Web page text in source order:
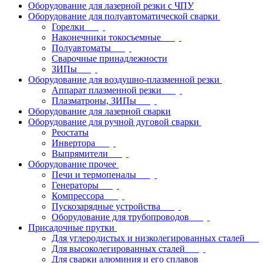
Оборудование для лазерной резки с ЧПУ
Оборудование для полуавтоматической сварки
Горелки
Наконечники токосъемные
Полуавтоматы
Сварочные принадлежности
ЗИПы
Оборудование для воздушно-плазменной резки
Аппарат плазменной резки
Плазматроны, ЗИПы
Оборудование для лазерной сварки
Оборудование для ручной дуговой сварки
Реостаты
Инвертора
Выпрямители
Оборудование прочее
Печи и термопеналы
Генераторы
Компрессора
Пускозарядные устройства
Оборудование для трубопроводов
Присадочные прутки
Для углеродистых и низколегированных сталей
Для высоколегированных сталей
Для сварки алюминия и его сплавов